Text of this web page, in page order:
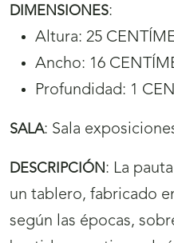
DIMENSIONES:
Altura: 25
Ancho: 16
Profundidad: 1
SALA: Sala
DESCRIPCIÓN: La
un tablero, fabricado
según las épocas,